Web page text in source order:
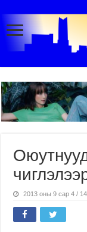
2013 оны 9 сар 4 /